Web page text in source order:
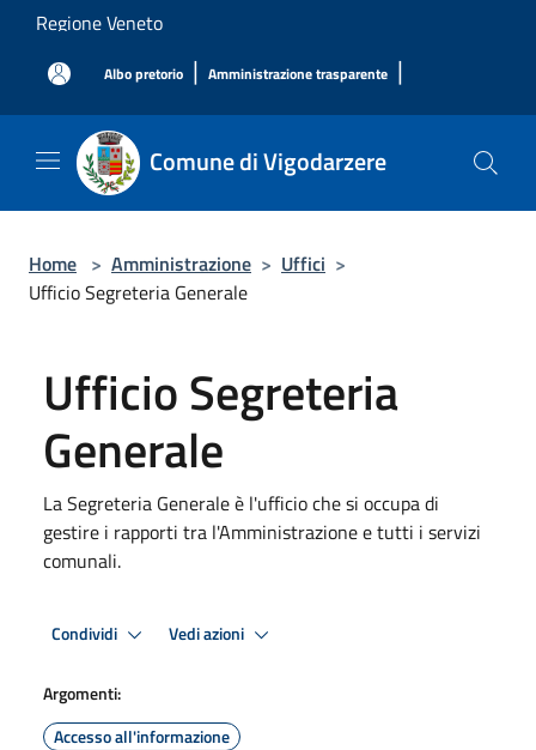
Salta al contenuto principale
Regione Veneto
Albo pretorio | Amministrazione trasparente |
Comune di Vigodarzere
Home > Amministrazione > Uffici >
Ufficio Segreteria Generale
Ufficio Segreteria
Generale
La Segreteria Generale è l'ufficio che si occupa di
gestire i rapporti tra l'Amministrazione e tutti i servizi
comunali.
Condividi Vedi azioni
Argomenti:
Accesso all'informazione